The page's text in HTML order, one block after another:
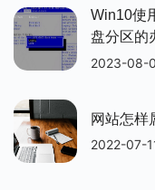
Win10使
盘分区的
2023-08-
网站怎样
2022-07-